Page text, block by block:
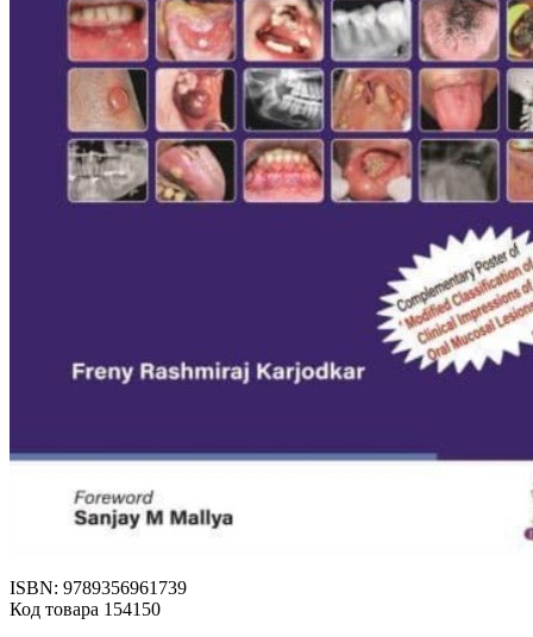
ISBN: 9789356961739
Код товара 154150